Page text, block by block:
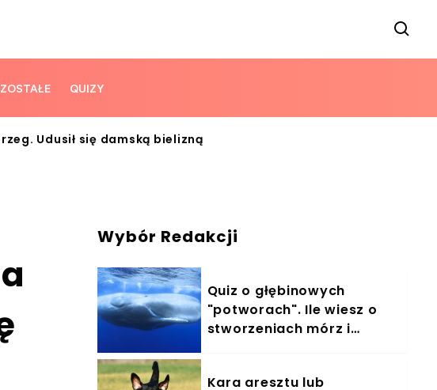
QUIZY
Udusił się damską bielizną
Wybór Redakcji
Quiz o głębinowych
"potworach". Ile wiesz o
stworzeniach mórz i
Kara aresztu lub